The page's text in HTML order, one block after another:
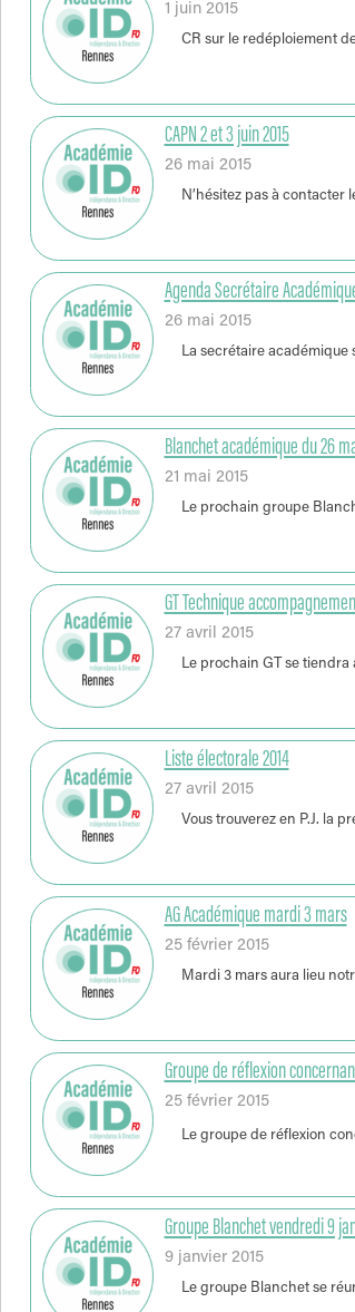
1 juin 2015
CR sur le redéploiement
CAPN 2 et 3 juin 2015
26 mai 2015
N’hésitez pas à
Agenda Secrétaire
26 mai 2015
La secrétaire académique
Blanchet académique du 26
21 mai 2015
Le prochain groupe
GT Technique
27 avril 2015
Le prochain GT se
Liste électorale 2014
27 avril 2015
Vous trouverez en P.J. la
AG Académique mardi 3 mars
25 février 2015
Mardi 3 mars aura lieu
Groupe de réflexion
25 février 2015
Le groupe de réflexion
Groupe Blanchet vendredi 9
9 janvier 2015
Le groupe Blanchet se